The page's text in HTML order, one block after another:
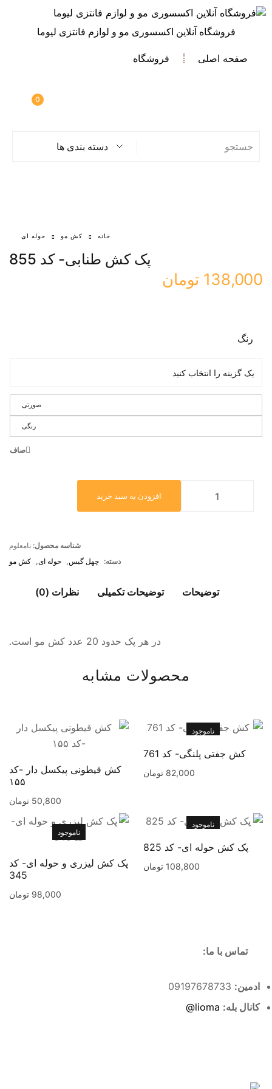
فروشگاه آنلاین اکسسوری مو و لوازم فانتزی لیوما
صفحه اصلی فروشگاه
0
دسته بندی ها
خانه کش مو حوله ای
پک کش طنابی- کد 855
138,000 تومان
رنگ
صورتی
رنگی
صاف
افزودن به سبد خرید
شناسه محصول: نامعلوم
دسته: چهل گیس حوله ای کش مو
توضیحات توضیحات تکمیلی نظرات (0)
در هر پک حدود 20 عدد کش مو است.
محصولات مشابه
ناموجود
کش جفتی پلنگی- کد 761
82,000 تومان
کش قیطونی پیکسل دار -کد
۱۵۵
50,800 تومان
ناموجود
پک کش حوله ای- کد 825
108,800 تومان
ناموجود
پک کش لیزری و حوله ای- کد
345
98,000 تومان
تماس با ما:
ادمین:
کانال بله: lioma@